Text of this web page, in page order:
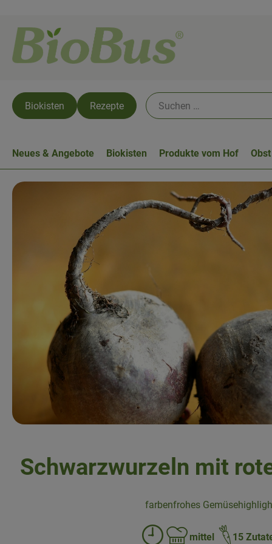
Biokisten Rezepte
Neues & Angebote Biokisten Produkte vom Hof
Schwarzwurzeln mit
farbenfrohes
mittel 15